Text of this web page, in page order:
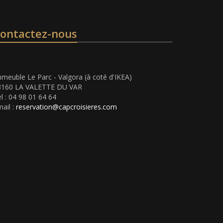
nous
Le Parc - Valgora (à coté d'IKEA)
LA VALETTE DU VAR
: 04 98 01 64 64
: reservation@capcroisieres.com